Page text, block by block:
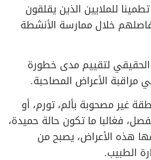
للملايين الذين يقلقون
خلال ممارسة الأنشطة
الحقيقي لتقييم مدى خطورة
مراقبة الأعراض المصاحبة.
غير مصحوبة بألم، تورم، أو
فغالبا ما تكون حالة حميدة،
هذه الأعراض، يصبح من
الطبيب.